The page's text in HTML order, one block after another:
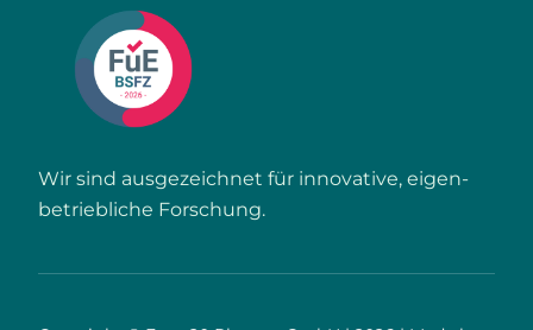
Wir sind ausgezeichnet für innovative, eigen­
betriebliche Forschung.